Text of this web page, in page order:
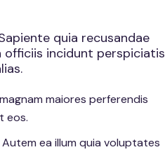
quia recusandae
officiis incidunt perspiciatis
maiores perferendis
eos.
ea illum quia voluptates